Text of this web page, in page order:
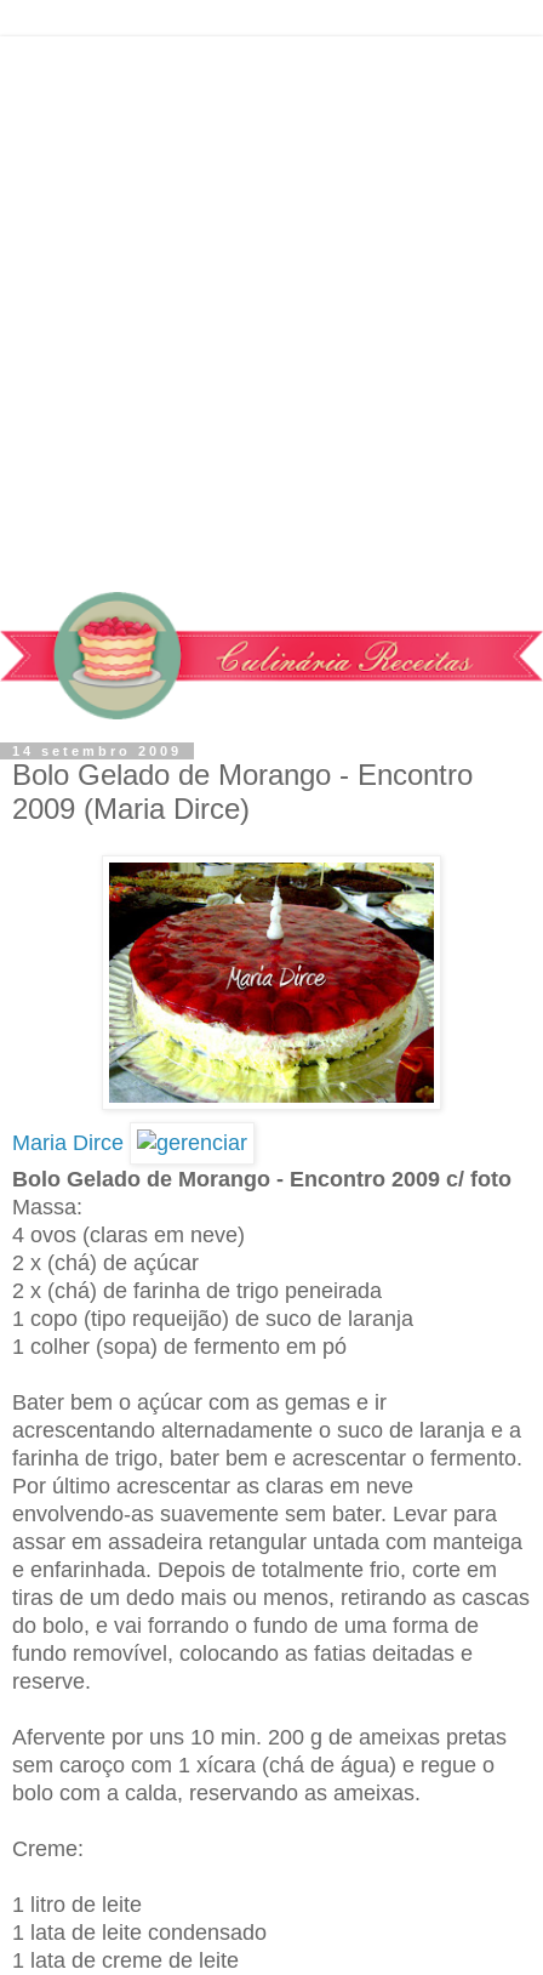
14 setembro 2009
Bolo Gelado de Morango - Encontro
2009 (Maria Dirce)
Maria Dirce
Bolo Gelado de Morango - Encontro 2009 c/ foto
Massa:
4 ovos (claras em neve)
2 x (chá) de açúcar
2 x (chá) de farinha de trigo peneirada
1 copo (tipo requeijão) de suco de laranja
1 colher (sopa) de fermento em pó
Bater bem o açúcar com as gemas e ir
acrescentando alternadamente o suco de laranja e a
farinha de trigo, bater bem e acrescentar o fermento.
Por último acrescentar as claras em neve
envolvendo-as suavemente sem bater. Levar para
assar em assadeira retangular untada com manteiga
e enfarinhada. Depois de totalmente frio, corte em
tiras de um dedo mais ou menos, retirando as cascas
do bolo, e vai forrando o fundo de uma forma de
fundo removível, colocando as fatias deitadas e
reserve.
Afervente por uns 10 min. 200 g de ameixas pretas
sem caroço com 1 xícara (chá de água) e regue o
bolo com a calda, reservando as ameixas.
Creme:
1 litro de leite
1 lata de leite condensado
1 lata de creme de leite